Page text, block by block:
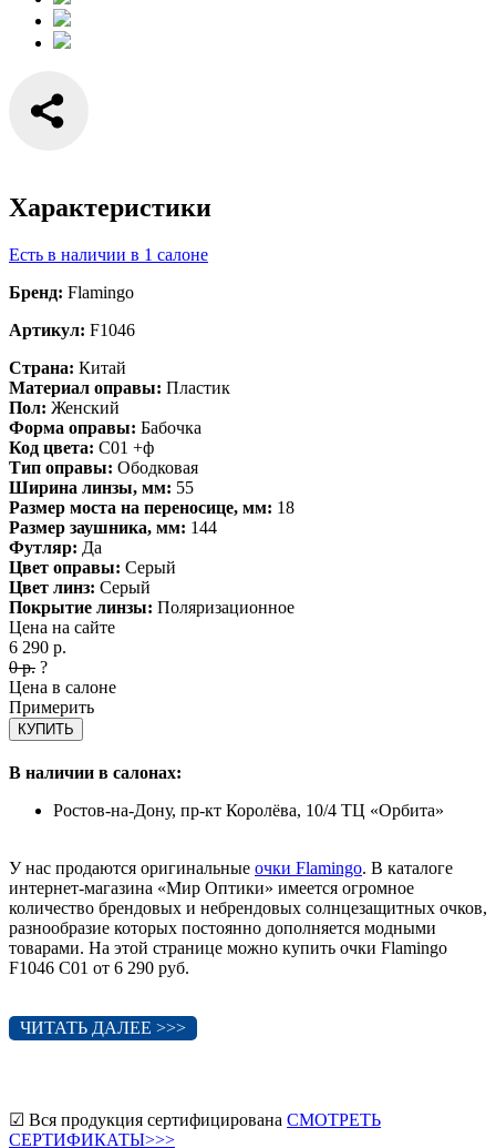
Характеристики
Есть в наличии в 1 салоне
Бренд: Flamingo
Артикул: F1046
Страна: Китай
Материал оправы: Пластик
Пол: Женский
Форма оправы: Бабочка
Код цвета: C01 +ф
Тип оправы: Ободковая
Ширина линзы, мм: 55
Размер моста на переносице, мм: 18
Размер заушника, мм: 144
Футляр: Да
Цвет оправы: Серый
Цвет линз: Серый
Покрытие линзы: Поляризационное
Цена на сайте
6 290 р.
0р. ?
Цена в салоне
Примерить
КУПИТЬ
В наличии в салонах:
Ростов-на-Дону, пр-кт Королёва, 10/4 ТЦ «Орбита»
У нас продаются оригинальные очки Flamingo. В каталоге
интернет-магазина «Мир Оптики» имеется огромное
количество брендовых и небрендовых солнцезащитных очков,
разнообразие которых постоянно дополняется модными
товарами. На этой странице можно купить очки Flamingo
F1046 C01 от 6 290 руб.
ЧИТАТЬ ДАЛЕЕ >>>
☑ Вся продукция сертифицирована СМОТРЕТЬ
СЕРТИФИКАТЫ>>>